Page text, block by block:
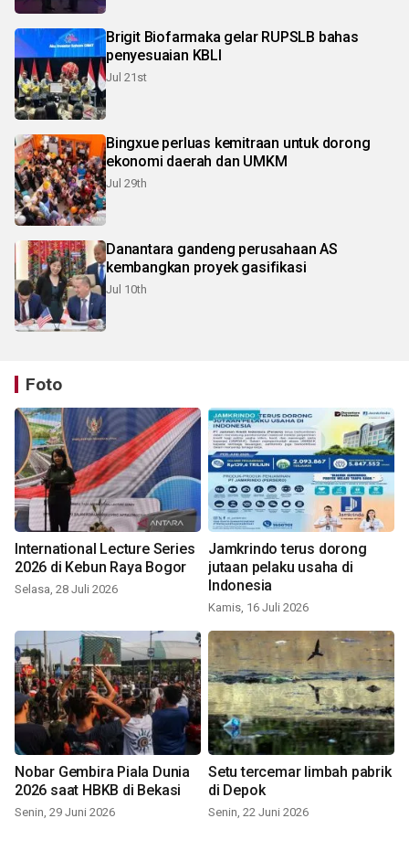
Brigit Biofarmaka gelar RUPSLB bahas
penyesuaian KBLI
Jul 21st
Bingxue perluas kemitraan untuk dorong
ekonomi daerah dan UMKM
Jul 29th
Danantara gandeng perusahaan AS
kembangkan proyek gasifikasi
Jul 10th
Foto
International Lecture Series
2026 di Kebun Raya Bogor
Selasa, 28 Juli 2026
Jamkrindo terus dorong
jutaan pelaku usaha di
Indonesia
Kamis, 16 Juli 2026
Nobar Gembira Piala Dunia
2026 saat HBKB di Bekasi
Senin, 29 Juni 2026
Setu tercemar limbah pabrik
di Depok
Senin, 22 Juni 2026